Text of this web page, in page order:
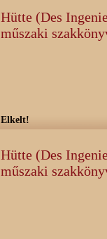
Hütte (Des
műszaki
Elkelt!
Hütte (Des
műszaki